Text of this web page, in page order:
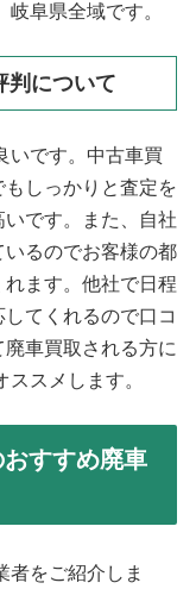
阜県全域です。
判について
いです。中古車買
しっかりと査定を
です。また、自社
るのでお客様の都
ます。他社で日程
てくれるので口コ
車買取される方に
スメします。
すすめ廃車
者をご紹介しま